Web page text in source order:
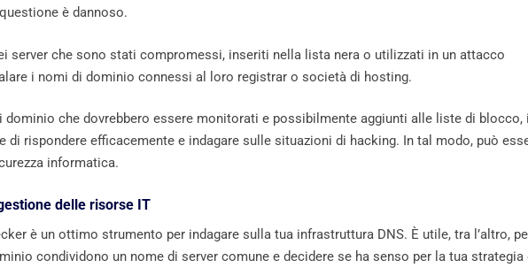
è dannoso.
server che sono stati compromessi, inseriti nella lista nera o utilizzati in un attacco
i nomi di dominio connessi al loro registrar o società di hosting.
dominio che dovrebbero essere monitorati e possibilmente aggiunti alle liste di blocco, il
di rispondere efficacemente e indagare sulle situazioni di hacking. In tal modo, può
informatica.
delle risorse IT
è un ottimo strumento per indagare sulla tua infrastruttura DNS. È utile, tra l’altro,
condividono un nome di server comune e decidere se ha senso per la tua strategia